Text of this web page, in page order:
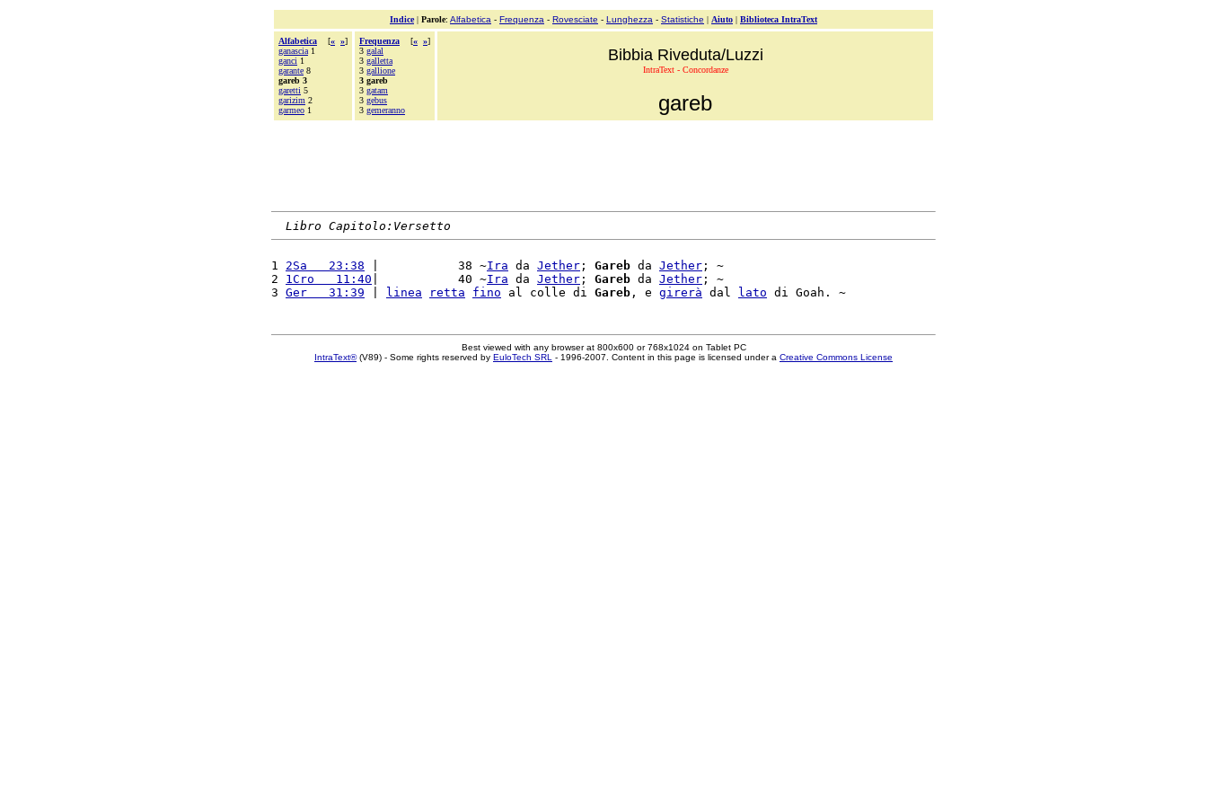
Indice| Parole: Alfabetica - Frequenza - Rovesciate - Lunghezza - Statistiche | Aiuto | Biblioteca IntraText
Alfabetica [« »]
ganascia 1
ganci 1
garante 8
gareb 3
garetti 5
garizim 2
garmeo 1
Frequenza [« »]
3 galal
3 galletta
3 gallione
3 gareb
3 gatam
3 gebus
3 gemeranno
Bibbia Riveduta/Luzzi
IntraText - Concordanze
gareb
Libro Capitolo:Versetto
1 2Sa   23:38 |           38 ~Ira da Jether ; Gareb da Jether ; ~
2 1Cro   11:40 |           40 ~Ira da Jether ; Gareb da Jether ; ~
3 Ger   31:39 linea retta fino al colle di Gareb , e girerà dal lato
Best viewed with any browser at 800x600 or 768x1024 on Tablet PC
IntraText®(V89) - Some rights reserved by EuloTech SRL - 1996-2007. Content in this page is licensed under a Creative Commons License